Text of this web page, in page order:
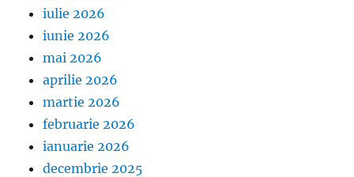
iulie 2026
iunie 2026
mai 2026
aprilie 2026
martie 2026
februarie 2026
ianuarie 2026
decembrie 2025